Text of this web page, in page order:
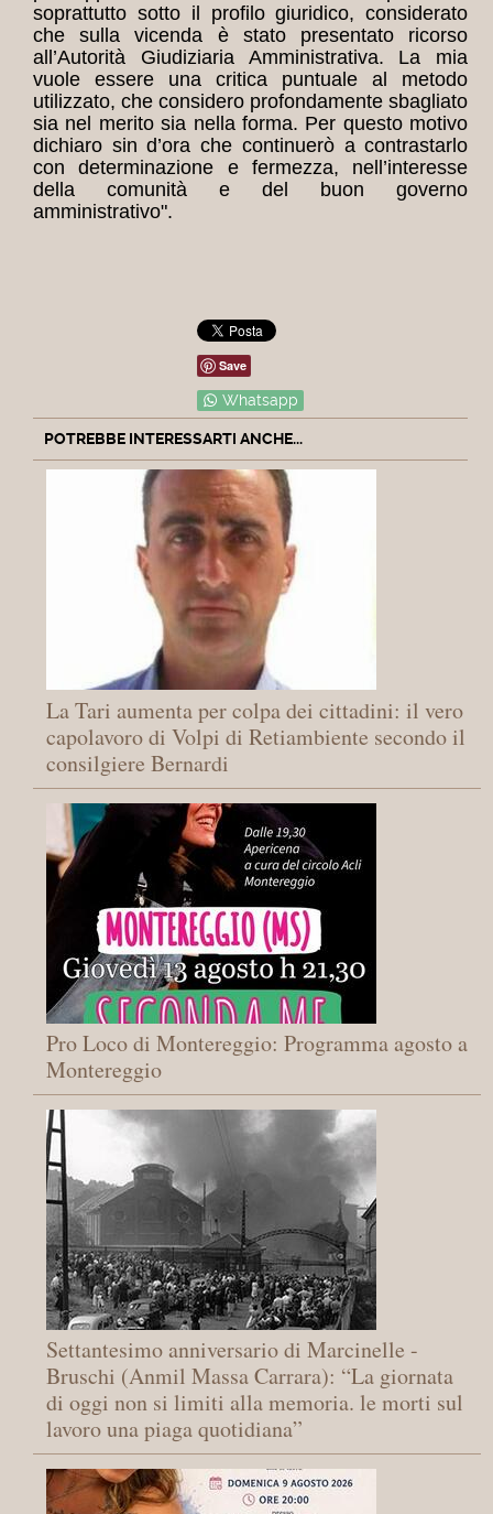
soprattutto sotto il profilo giuridico, considerato
che sulla vicenda è stato presentato ricorso
all’Autorità Giudiziaria Amministrativa. La mia
vuole essere una critica puntuale al metodo
utilizzato, che considero profondamente sbagliato
sia nel merito sia nella forma. Per questo motivo
dichiaro sin d’ora che continuerò a contrastarlo
con determinazione e fermezza, nell’interesse
della comunità e del buon governo
amministrativo".
Save
Whatsapp
POTREBBE INTERESSARTI ANCHE...
La Tari aumenta per colpa dei cittadini: il vero
capolavoro di Volpi di Retiambiente secondo il
consilgiere Bernardi
Pro Loco di Montereggio: Programma agosto a
Montereggio
Settantesimo anniversario di Marcinelle -
Bruschi (Anmil Massa Carrara): “La giornata
di oggi non si limiti alla memoria. le morti sul
lavoro una piaga quotidiana”